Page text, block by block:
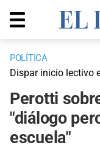
POLÍTICA
Dispar inicio lectivo
Perotti
"diálogo
escuela"